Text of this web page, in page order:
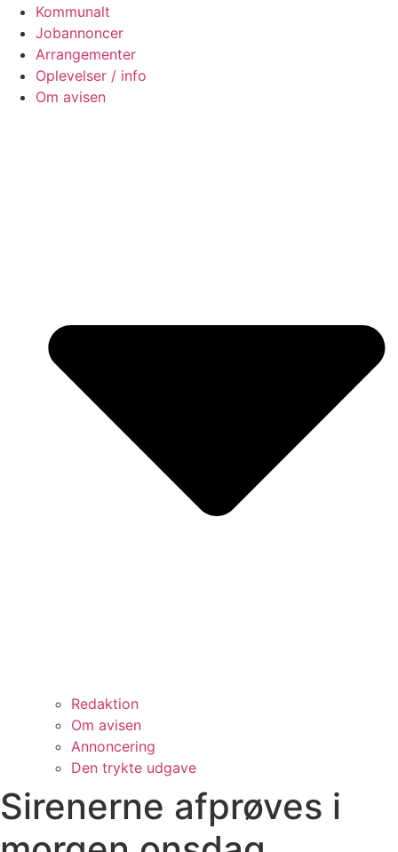
Kommunalt
Jobannoncer
Arrangementer
Oplevelser / info
Om avisen
Redaktion
Om avisen
Annoncering
Den trykte udgave
Sirenerne afprøves i